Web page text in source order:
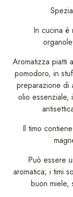
In cucina è
Aromatizza piatti
pomodoro, in
preparazione di
olio essenziale,
Il timo
Può essere
aromatica; i timi
buon miele,